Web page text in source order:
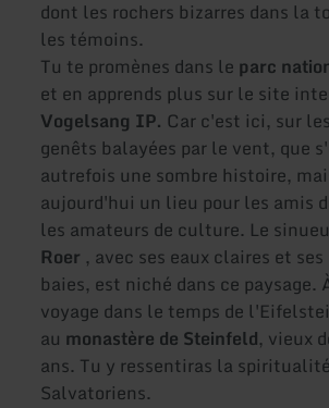
dont les rochers bizarres dans la
les témoins.
Tu te promènes dans le parc
et en apprends plus sur le site
Vogelsang IP. Car c'est ici, sur
genêts balayées par le vent, que
autrefois une sombre histoire,
aujourd'hui un lieu pour les amis
les amateurs de culture. Le
Roer , avec ses eaux claires et
baies, est niché dans ce paysage.
voyage dans le temps de
au monastère de Steinfeld, vieux
ans. Tu y ressentiras la
Salvatoriens.